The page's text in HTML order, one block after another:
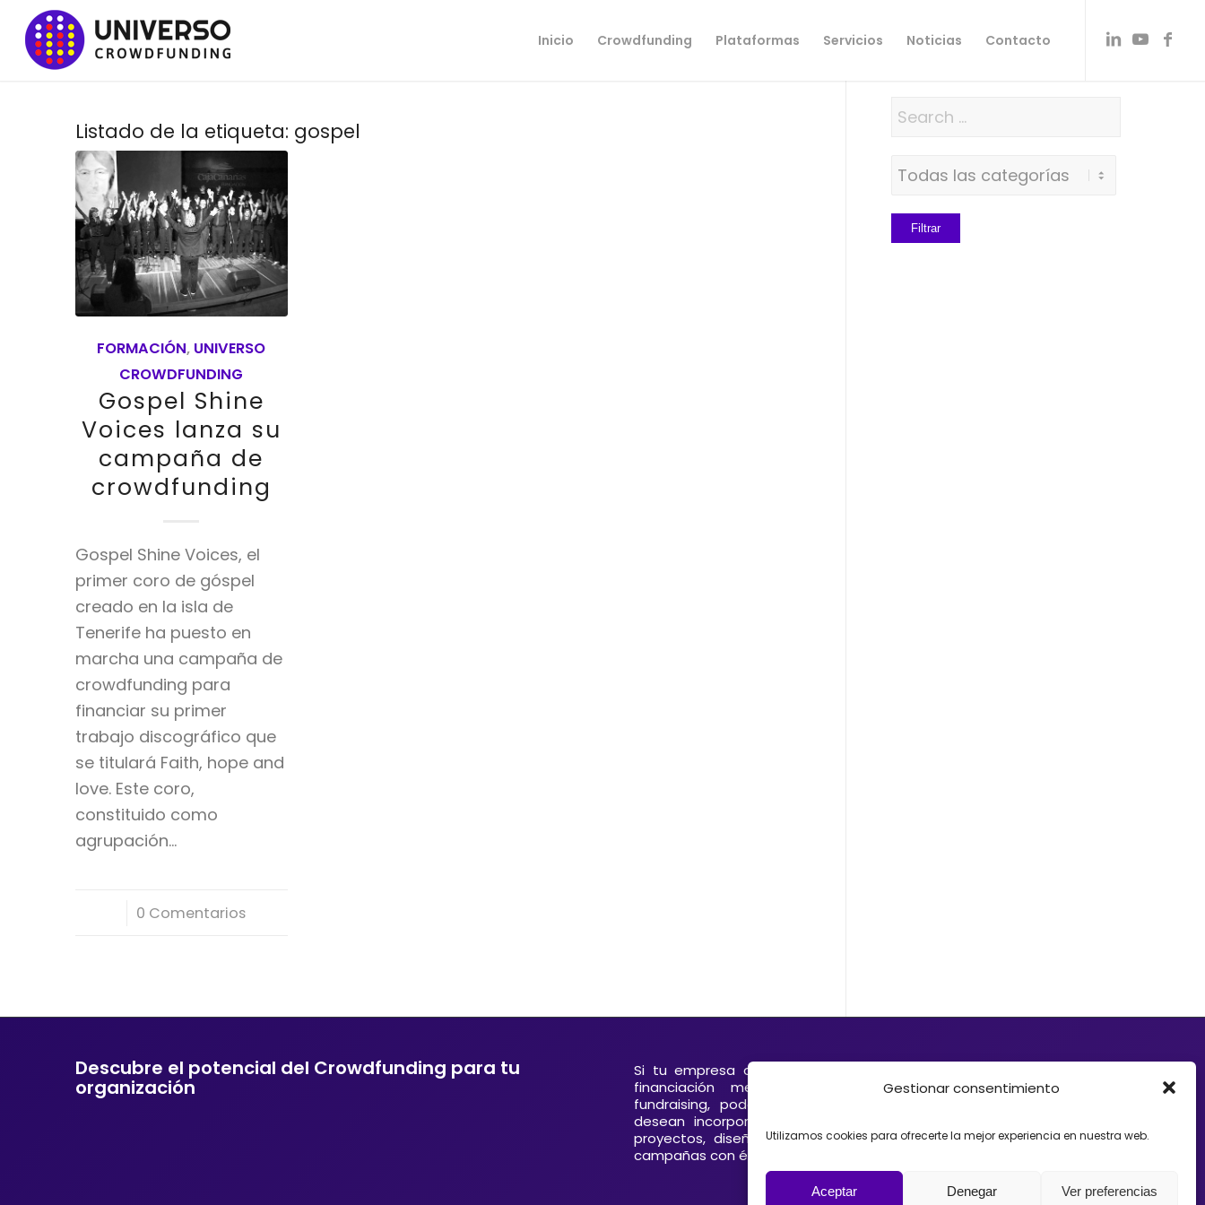
Gestionar consentimiento
Utilizamos cookies para ofrecerte la mejor experiencia en nuestra web.
Aceptar Denegar Ver preferencias
Inicio Crowdfunding Plataformas Servicios Noticias Contacto
Listado de la etiqueta: gospel
FORMACIÓN, UNIVERSO
CROWDFUNDING
Gospel Shine
Voices lanza su
campaña de
crowdfunding
Gospel Shine Voices, el
primer coro de góspel
creado en la isla de
Tenerife ha puesto en
marcha una campaña de
crowdfunding para
financiar su primer
trabajo discográfico que
se titulará Faith, hope and
love. Este coro,
constituido como
agrupación…
0 Comentarios
Descubre el potencial del Crowdfunding para tu
organización
Si tu empresa o entidad quiere ofrecer a sus clientes soluciones de
financiación mediante Crowdfunding, donaciones, mecenazgo o
fundraising, podemos ayudarte. Trabajamos con organizaciones que
desean incorporar el Crowdfunding como herramienta para impulsar
proyectos, diseñando estrategias y acompañando el lanzamiento de
campañas con éxito en España, México o Argentina.